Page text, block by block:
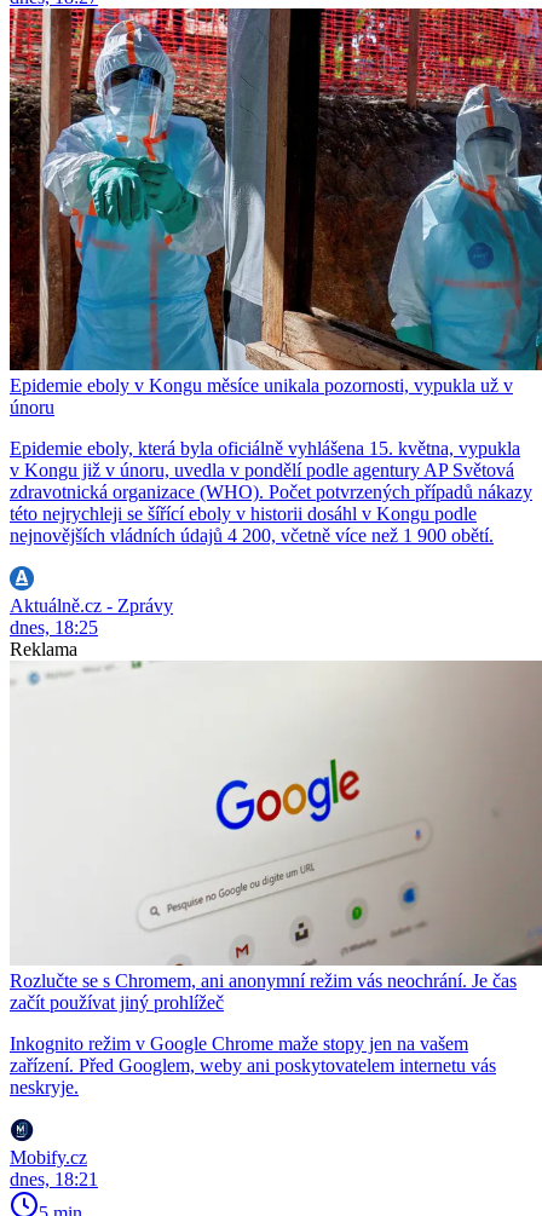
Epidemie eboly v Kongu měsíce unikala pozornosti, vypukla už v
únoru
Epidemie eboly, která byla oficiálně vyhlášena 15. května, vypukla
v Kongu již v únoru, uvedla v pondělí podle agentury AP Světová
zdravotnická organizace (WHO). Počet potvrzených případů nákazy
této nejrychleji se šířící eboly v historii dosáhl v Kongu podle
nejnovějších vládních údajů 4 200, včetně více než 1 900 obětí.
Aktuálně.cz - Zprávy
dnes, 18:25
Reklama
Rozlučte se s Chromem, ani anonymní režim vás neochrání. Je čas
začít používat jiný prohlížeč
Inkognito režim v Google Chrome maže stopy jen na vašem
zařízení. Před Googlem, weby ani poskytovatelem internetu vás
neskryje.
Mobify.cz
dnes, 18:21